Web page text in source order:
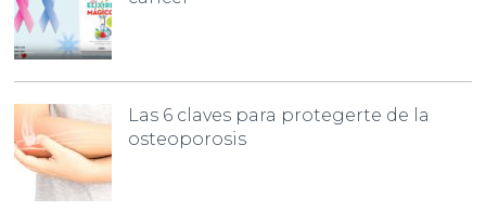
Las 6 claves para protegerte de la
osteoporosis